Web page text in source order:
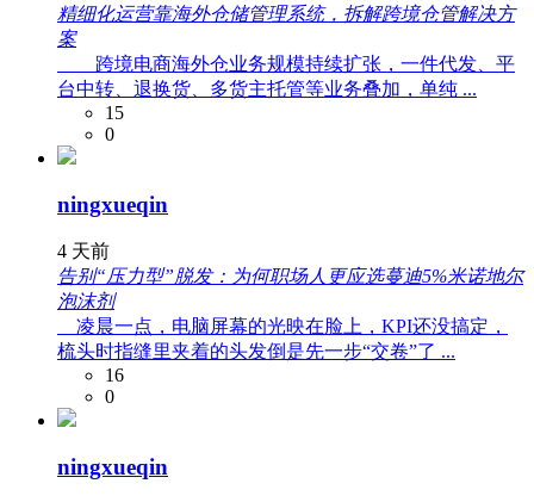
精细化运营靠海外仓储管理系统，拆解跨境仓管解决方
案
跨境电商海外仓业务规模持续扩张，一件代发、平
台中转、退换货、多货主托管等业务叠加，单纯 ...
15
0
ningxueqin
4 天前
告别“压力型”脱发：为何职场人更应选蔓迪5%米诺地尔
泡沫剂
凌晨一点，电脑屏幕的光映在脸上，KPI还没搞定，
梳头时指缝里夹着的头发倒是先一步“交卷”了 ...
16
0
ningxueqin